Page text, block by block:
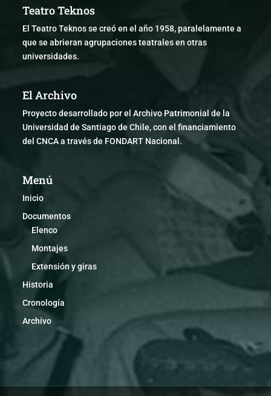
Teatro Teknos
El Teatro Teknos se creó en el año 1958, paralelamente a
que se abrieran agrupaciones teatrales en otras
universidades.
El Archivo
Proyecto desarrollado por el Archivo Patrimonial de la
Universidad de Santiago de Chile, con el financiamiento
del CNCA a través de FONDART Nacional.
Menú
Inicio
Documentos
Elenco
Montajes
Extensión y giras
Historia
Cronología
Archivo